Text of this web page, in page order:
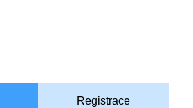
Registrace